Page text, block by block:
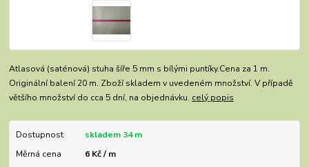
Atlasová (saténová) stuha šíře 5 mm s bílými puntíky.Cena za 1 m.
Originální balení 20 m. Zboží skladem v uvedeném množství. V případě
většího množství do cca 5 dní, na objednávku. celý popis
Dostupnost
skladem 34 m
Měrná cena
6 Kč / m